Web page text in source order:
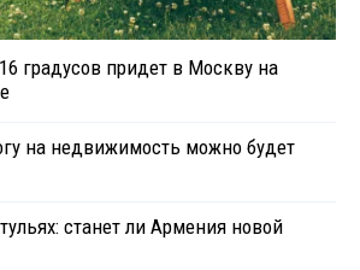
градусов придет в Москву на
на недвижимость можно будет
станет ли Армения новой